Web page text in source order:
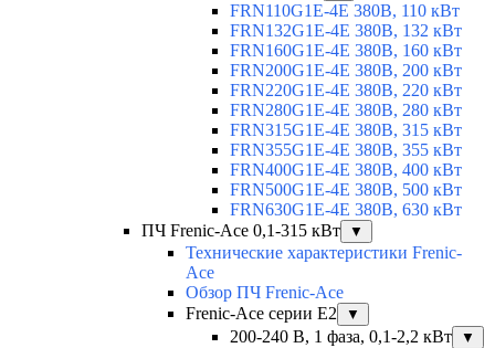
FRN110G1E-4E 380В, 110 кВт
FRN132G1E-4E 380В, 132 кВт
FRN160G1E-4E 380В, 160 кВт
FRN200G1E-4E 380В, 200 кВт
FRN220G1E-4E 380В, 220 кВт
FRN280G1E-4E 380В, 280 кВт
FRN315G1E-4E 380В, 315 кВт
FRN355G1E-4E 380В, 355 кВт
FRN400G1E-4E 380В, 400 кВт
FRN500G1E-4E 380В, 500 кВт
FRN630G1E-4E 380В, 630 кВт
ПЧ Frenic-Ace 0,1-315 кВт
▼
Технические характеристики Frenic-
Ace
Обзор ПЧ Frenic-Ace
Frenic-Ace серии E2
▼
200-240 В, 1 фаза, 0,1-2,2 кВт ▼